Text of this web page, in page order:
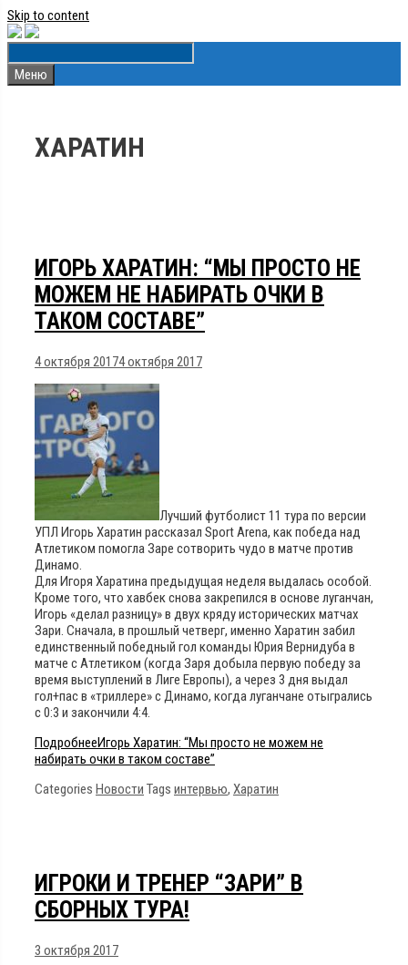
Skip to content
Меню
ХАРАТИН
ИГОРЬ ХАРАТИН: “МЫ ПРОСТО НЕ
МОЖЕМ НЕ НАБИРАТЬ ОЧКИ В
ТАКОМ СОСТАВЕ”
4 октября 20174 октября 2017
Лучший футболист 11 тура по версии
УПЛ Игорь Харатин рассказал Sport Arena, как победа над
Атлетиком помогла Заре сотворить чудо в матче против
Динамо.
Для Игоря Харатина предыдущая неделя выдалась особой.
Кроме того, что хавбек снова закрепился в основе луганчан,
Игорь «делал разницу» в двух кряду исторических матчах
Зари. Сначала, в прошлый четверг, именно Харатин забил
единственный победный гол команды Юрия Вернидуба в
матче с Атлетиком (когда Заря добыла первую победу за
время выступлений в Лиге Европы), а через 3 дня выдал
гол+пас в «триллере» с Динамо, когда луганчане отыгрались
с 0:3 и закончили 4:4.
ПодробнееИгорь Харатин: “Мы просто не можем не
набирать очки в таком составе”
Categories Новости Tags интервью, Харатин
ИГРОКИ И ТРЕНЕР “ЗАРИ” В
СБОРНЫХ ТУРА!
3 октября 2017